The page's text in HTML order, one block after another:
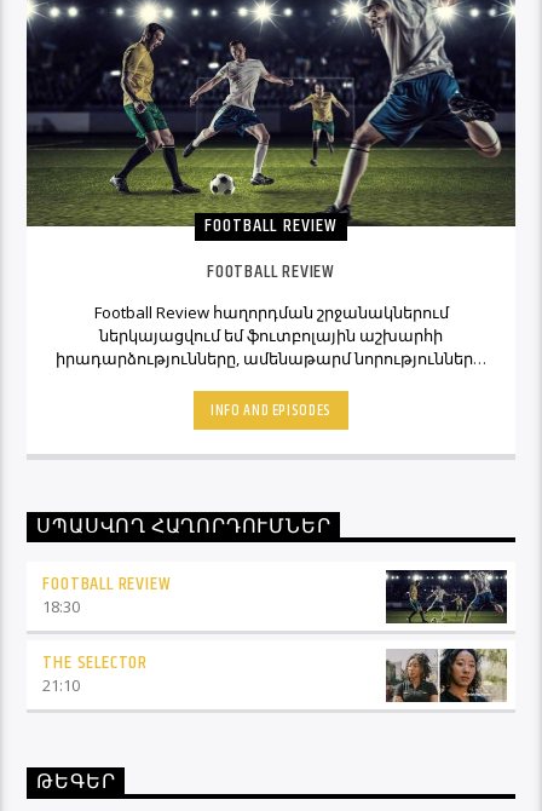
FOOTBALL REVIEW
FOOTBALL REVIEW
Football Review հաղորդման շրջանակներում
ներկայացվում եմ ֆուտբոլային աշխարհի
իրադարձությունները, ամենաթարմ նորությունները,
տեսակետները։ Հետևեք Լավագույնի եթերին եւ
Ֆուտբոլ Ռիվյու հաղորդաշարի միջոցով մշտապես
կլինեք ֆուտբոլային աշխարհի կիզակետում։
INFO AND EPISODES
ՍՊԱՍՎՈՂ ՀԱՂՈՐԴՈՒՄՆԵՐ
FOOTBALL REVIEW
18:30
THE SELECTOR
21:10
ԹԵԳԵՐ